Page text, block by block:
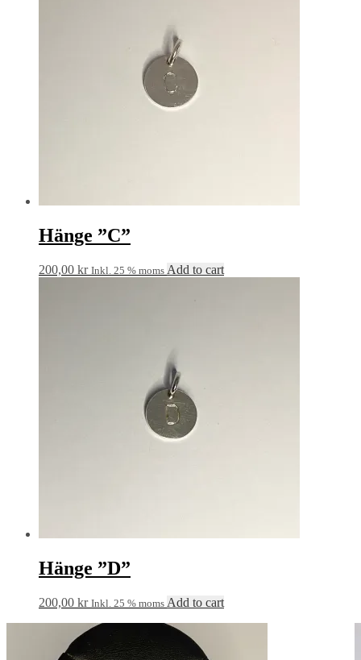
Hänge ”C”
200,00 kr Inkl. 25 % moms Add to cart
Hänge ”D”
200,00 kr Inkl. 25 % moms Add to cart